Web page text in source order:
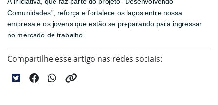
Comunidades”, reforça e fortalece os laços entre nossa
empresa e os jovens que estão se preparando para ingressar
no mercado de trabalho.
Compartilhe esse artigo nas redes sociais: